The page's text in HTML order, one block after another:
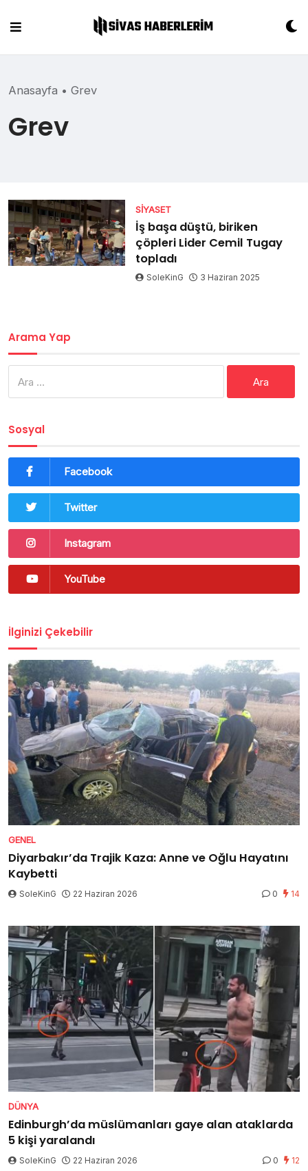
content
Anasayfa • Grev
Grev
SIYASET
İş başa düştü, biriken
çöpleri Lider Cemil Tugay
topladı
SoleKinG 3 Haziran 2025
Arama Yap
Sosyal
Facebook
Twitter
Instagram
YouTube
İlginizi Çekebilir
GENEL
Diyarbakır’da Trajik Kaza: Anne ve Oğlu Hayatını
Kaybetti
SoleKinG 22 Haziran 2026 0 14
DÜNYA
Edinburgh’da müslümanları gaye alan ataklarda
5 kişi yaralandı
SoleKinG 22 Haziran 2026 0 12